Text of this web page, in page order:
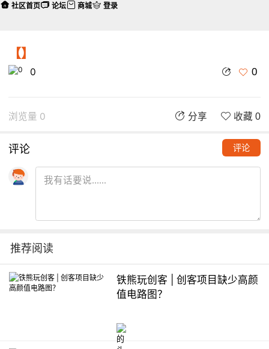
【】
0 0
浏览量 0 分享 收藏 0
评论 评论
推荐阅读
铁熊玩创客 | 创客项目缺少高颜
值电路图？
社区首页 论坛 商城 登录